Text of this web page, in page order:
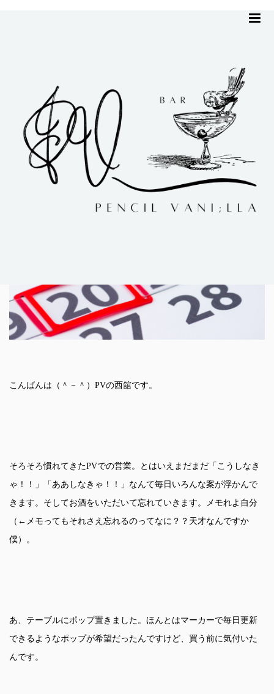
小慣れてきた20日目
Uncategorized 2022.08.20
こんばんは（＾－＾）PVの西舘です。
そろそろ慣れてきたPVでの営業。とはいえまだまだ「こうしなき
ゃ！！」「ああしなきゃ！！」なんて毎日いろんな案が浮かんで
きます。そしてお酒をいただいて忘れていきます。メモれよ自分
（←メモってもそれさえ忘れるのってなに？？天才なんですか
僕）。
あ、テーブルにポップ置きました。ほんとはマーカーで毎日更新
できるようなポップが希望だったんですけど、買う前に気付いた
んです。